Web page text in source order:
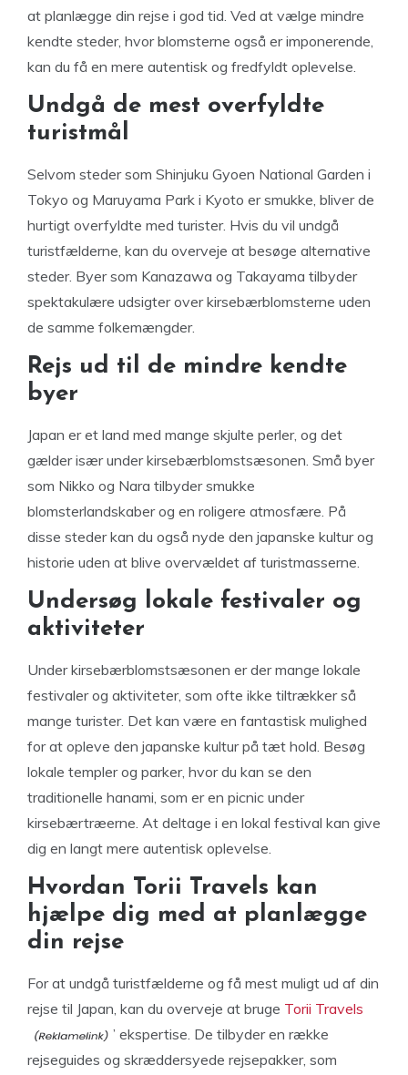
at planlægge din rejse i god tid. Ved at vælge mindre
kendte steder, hvor blomsterne også er imponerende,
kan du få en mere autentisk og fredfyldt oplevelse.
Undgå de mest overfyldte
turistmål
Selvom steder som Shinjuku Gyoen National Garden i
Tokyo og Maruyama Park i Kyoto er smukke, bliver de
hurtigt overfyldte med turister. Hvis du vil undgå
turistfælderne, kan du overveje at besøge alternative
steder. Byer som Kanazawa og Takayama tilbyder
spektakulære udsigter over kirsebærblomsterne uden
de samme folkemængder.
Rejs ud til de mindre kendte
byer
Japan er et land med mange skjulte perler, og det
gælder især under kirsebærblomstsæsonen. Små byer
som Nikko og Nara tilbyder smukke
blomsterlandskaber og en roligere atmosfære. På
disse steder kan du også nyde den japanske kultur og
historie uden at blive overvældet af turistmasserne.
Undersøg lokale festivaler og
aktiviteter
Under kirsebærblomstsæsonen er der mange lokale
festivaler og aktiviteter, som ofte ikke tiltrækker så
mange turister. Det kan være en fantastisk mulighed
for at opleve den japanske kultur på tæt hold. Besøg
lokale templer og parker, hvor du kan se den
traditionelle hanami, som er en picnic under
kirsebærtræerne. At deltage i en lokal festival kan give
dig en langt mere autentisk oplevelse.
Hvordan Torii Travels kan
hjælpe dig med at planlægge
din rejse
For at undgå turistfælderne og få mest muligt ud af din
rejse til Japan, kan du overveje at bruge Torii Travels
’ ekspertise. De tilbyder en række
rejseguides og skræddersyede rejsepakker, som